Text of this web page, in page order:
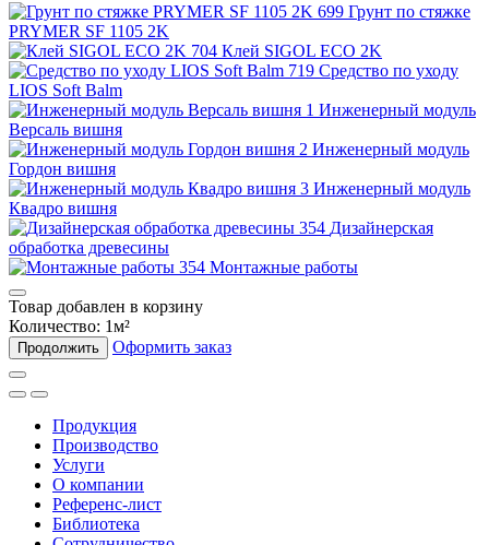
Грунт по стяжке
PRYMER SF 1105 2K
Клей SIGOL ECO 2K
Средство по уходу
LIOS Soft Balm
Инженерный модуль
Версаль вишня
Инженерный модуль
Гордон вишня
Инженерный модуль
Квадро вишня
Дизайнерская
обработка древесины
Монтажные работы
Товар добавлен в корзину
Количество: 1м²
Продолжить Оформить заказ
Продукция
Производство
Услуги
О компании
Референс-лист
Библиотека